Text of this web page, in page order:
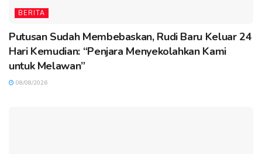
BERITA
Putusan Sudah Membebaskan, Rudi Baru Keluar 24
Hari Kemudian: “Penjara Menyekolahkan Kami
untuk Melawan”
08/08/2026